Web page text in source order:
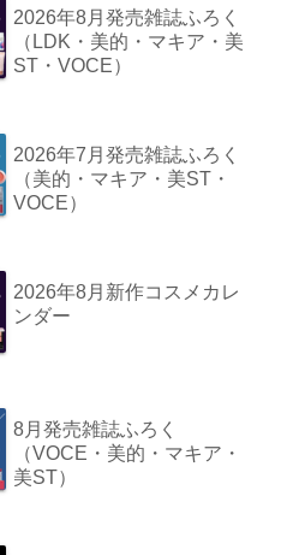
2026年8月発売雑誌ふろく
（LDK・美的・マキア・美
ST・VOCE）
2026年7月発売雑誌ふろく
（美的・マキア・美ST・
VOCE）
2026年8月新作コスメカレ
ンダー
8月発売雑誌ふろく
（VOCE・美的・マキア・
美ST）